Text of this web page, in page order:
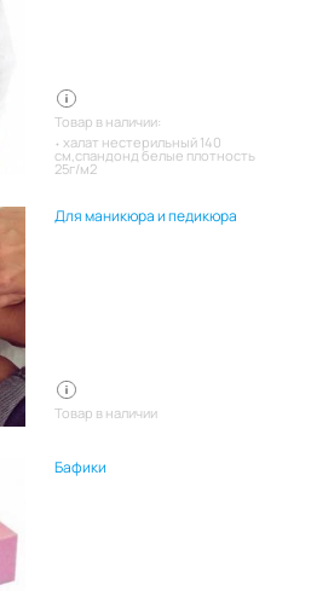
Товар в наличии:
халат нестерильный 140
см,спандонд белые плотность
25г/м2
Для маникюра и педикюра
Товар в наличии
Бафики